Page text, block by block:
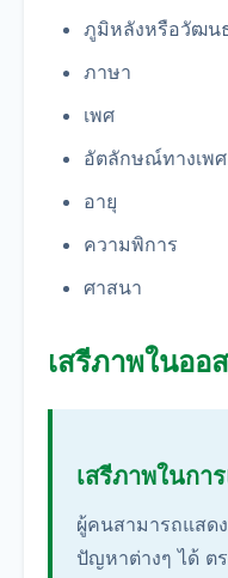
ภูมิหลังหรือวัฒน
ภาษา
เพศ
อัตลักษณ์ทางเพศ
อายุ
ความพิการ
ศาสนา
เสรีภาพในออ
เสรีภาพในกา
ผู้คนสามารถแสด
ปัญหาต่างๆ ได้ ต